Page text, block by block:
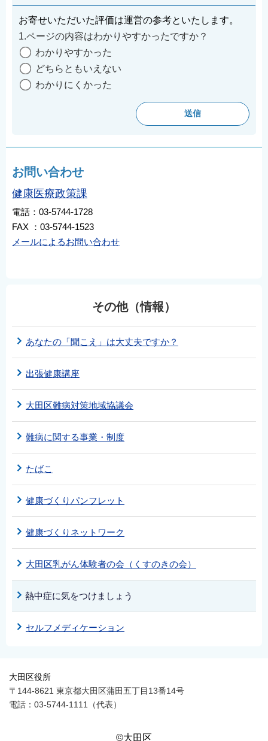
お寄せいただいた評価は運営の参考といたします。
1.ページの内容はわかりやすかったですか？
わかりやすかった
どちらともいえない
わかりにくかった
お問い合わせ
健康医療政策課
電話：03-5744-1728
FAX ：03-5744-1523
メールによるお問い合わせ
その他（情報）
あなたの「聞こえ」は大丈夫ですか？
出張健康講座
大田区難病対策地域協議会
難病に関する事業・制度
たばこ
健康づくりパンフレット
健康づくりネットワーク
大田区乳がん体験者の会（くすのきの会）
熱中症に気をつけましょう
セルフメディケーション
大田区役所
〒144-8621 東京都大田区蒲田五丁目13番14号
電話：03-5744-1111（代表）
©大田区